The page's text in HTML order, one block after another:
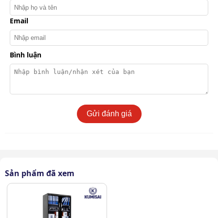
Đèn LED chiếu sáng nội thất không chỉ giúp dễ dàng
quan sát mà còn tạo cảm giác hiện đại và chuyên
Email
Bình luận
Gửi đánh giá
Sản phẩm đã xem